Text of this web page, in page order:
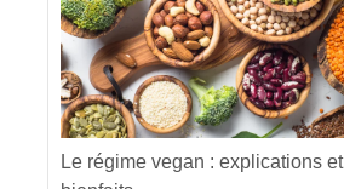
Le régime vegan : explications et